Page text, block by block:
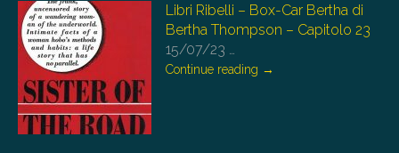
Libri Ribelli – Box-Car Bertha di
Bertha Thompson – Capitolo 23
15/07/23 …
Continue reading →